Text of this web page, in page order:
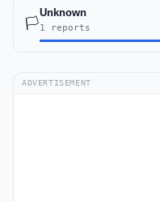
🏳️
Unknown
1 reports
ADVERTISEMENT